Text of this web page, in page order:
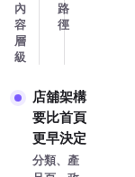
內
容
層
級
路
徑
店舖架構
要比首頁
更早決定
分類、產